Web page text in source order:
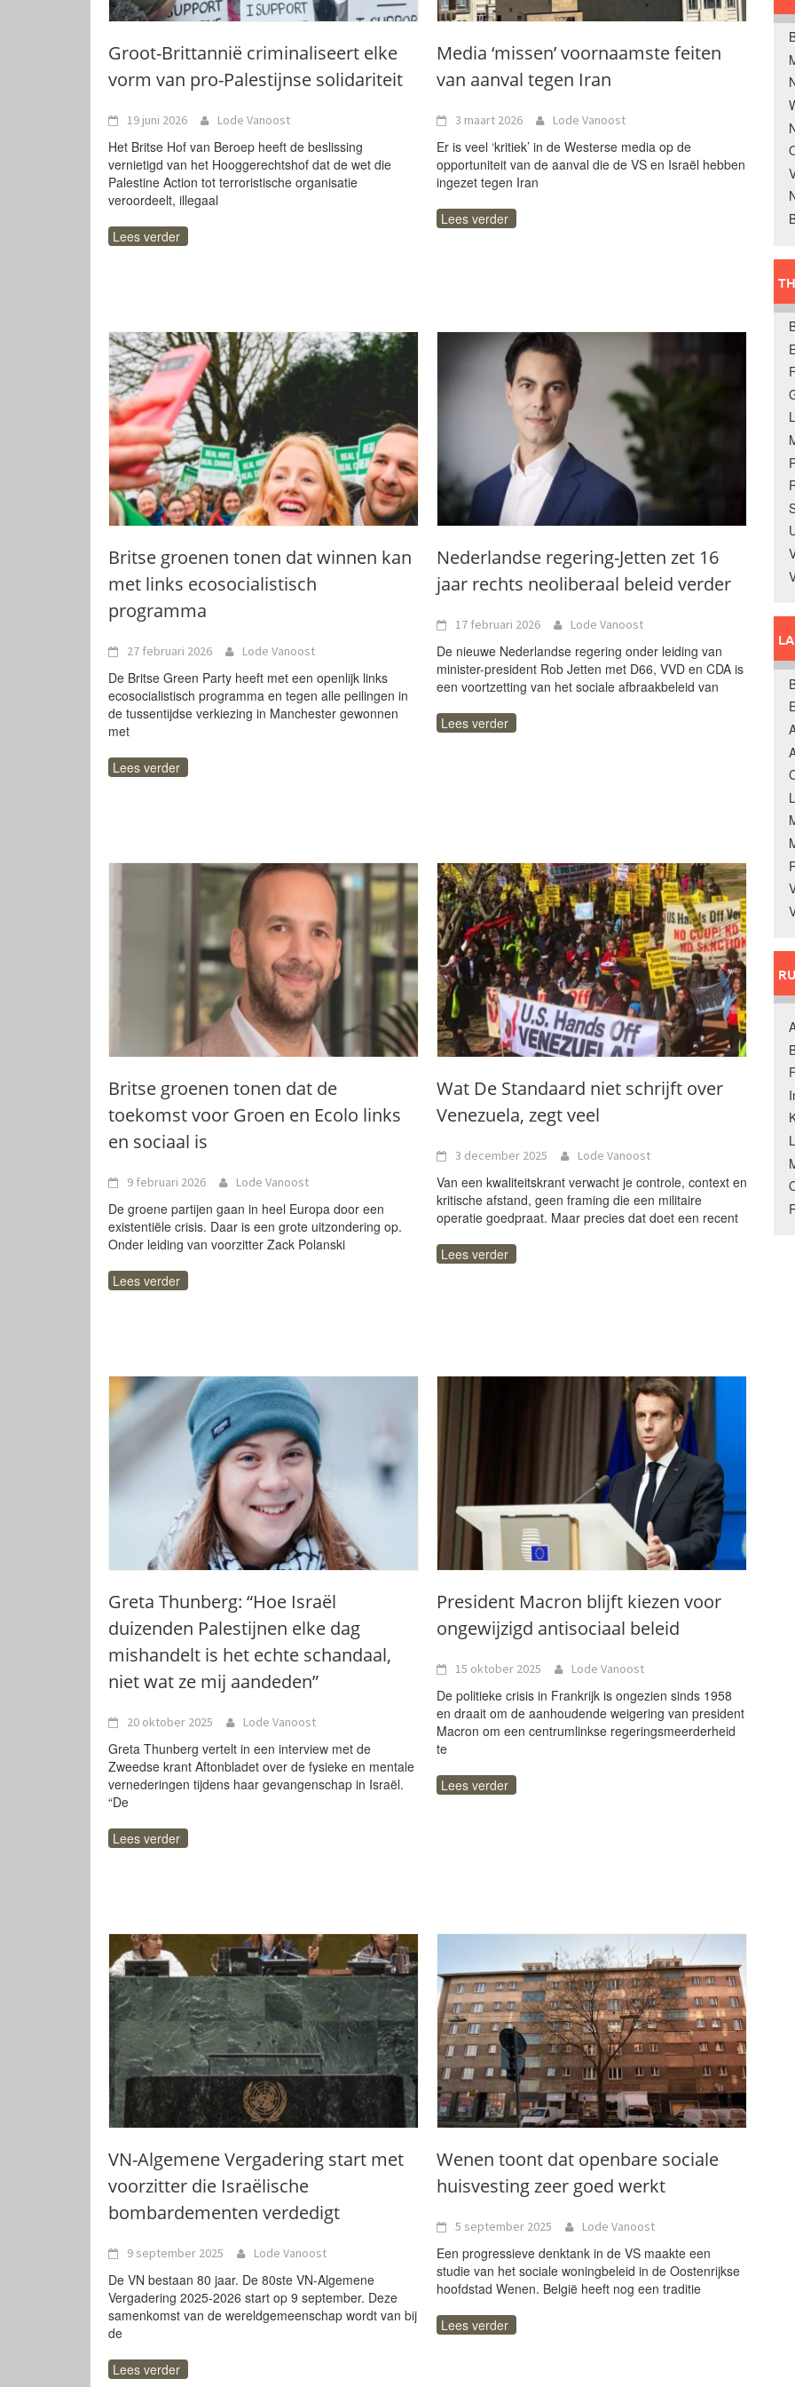
Groot-Brittannië criminaliseert elke
vorm van pro-Palestijnse solidariteit
19 juni 2026 Lode Vanoost
Het Britse Hof van Beroep heeft de beslissing
vernietigd van het Hooggerechtshof dat de wet die
Palestine Action tot terroristische organisatie
veroordeelt, illegaal
Lees verder
Media ‘missen’ voornaamste feiten
van aanval tegen Iran
3 maart 2026 Lode Vanoost
Er is veel ‘kritiek’ in de Westerse media op de
opportuniteit van de aanval die de VS en Israël hebben
ingezet tegen Iran
Lees verder
Britse groenen tonen dat winnen kan
met links ecosocialistisch
programma
27 februari 2026 Lode Vanoost
De Britse Green Party heeft met een openlijk links
ecosocialistisch programma en tegen alle peilingen in
de tussentijdse verkiezing in Manchester gewonnen
met
Lees verder
Nederlandse regering-Jetten zet 16
jaar rechts neoliberaal beleid verder
17 februari 2026 Lode Vanoost
De nieuwe Nederlandse regering onder leiding van
minister-president Rob Jetten met D66, VVD en CDA is
een voortzetting van het sociale afbraakbeleid van
Lees verder
Britse groenen tonen dat de
toekomst voor Groen en Ecolo links
en sociaal is
9 februari 2026 Lode Vanoost
De groene partijen gaan in heel Europa door een
existentiële crisis. Daar is een grote uitzondering op.
Onder leiding van voorzitter Zack Polanski
Lees verder
Wat De Standaard niet schrijft over
Venezuela, zegt veel
3 december 2025 Lode Vanoost
Van een kwaliteitskrant verwacht je controle, context en
kritische afstand, geen framing die een militaire
operatie goedpraat. Maar precies dat doet een recent
Lees verder
Greta Thunberg: “Hoe Israël
duizenden Palestijnen elke dag
mishandelt is het echte schandaal,
niet wat ze mij aandeden”
20 oktober 2025 Lode Vanoost
Greta Thunberg vertelt in een interview met de
Zweedse krant Aftonbladet over de fysieke en mentale
vernederingen tijdens haar gevangenschap in Israël.
“De
Lees verder
President Macron blijft kiezen voor
ongewijzigd antisociaal beleid
15 oktober 2025 Lode Vanoost
De politieke crisis in Frankrijk is ongezien sinds 1958
en draait om de aanhoudende weigering van president
Macron om een centrumlinkse regeringsmeerderheid
te
Lees verder
VN-Algemene Vergadering start met
voorzitter die Israëlische
bombardementen verdedigt
9 september 2025 Lode Vanoost
De VN bestaan 80 jaar. De 80ste VN-Algemene
Vergadering 2025-2026 start op 9 september. Deze
samenkomst van de wereldgemeenschap wordt van bij
de
Lees verder
Wenen toont dat openbare sociale
huisvesting zeer goed werkt
5 september 2025 Lode Vanoost
Een progressieve denktank in de VS maakte een
studie van het sociale woningbeleid in de Oostenrijkse
hoofdstad Wenen. België heeft nog een traditie
Lees verder